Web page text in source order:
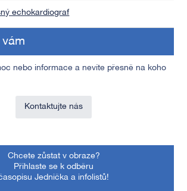
echokardiograf
vám
nebo informace a nevíte přesně na koho
Kontaktujte nás
Chcete zůstat v obraze?
Přihlaste se k odběru
Jednička a infolistů!